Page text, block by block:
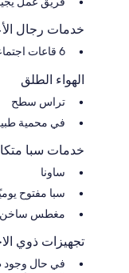
خدمات رجال
6 قاعات اجتماعات
الهواء الطلق
تراس سطح
في محمية
خدمات سبا
ساونا
سبا مفتوح
مغطس ساخن
تجهيزات ذوي
في حال وجود